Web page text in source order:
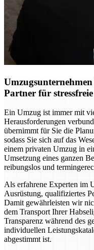
Partner für
Ein Umzug ist immer mit
Herausforderungen
übernimmt für Sie die
sodass Sie sich auf das
einem privaten Umzug in
Umsetzung eines ganzen
reibungslos und
Als erfahrene Experten im
Ausrüstung, qualifiziertes
Damit gewährleisten wir
dem Transport Ihrer
Transparenz während des
individuellen
abgestimmt ist.